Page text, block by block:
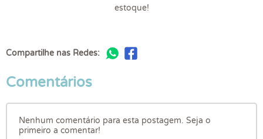
estoque!
Compartilhe nas Redes:
Comentários
Nenhum comentário para esta postagem. Seja o
primeiro a comentar!